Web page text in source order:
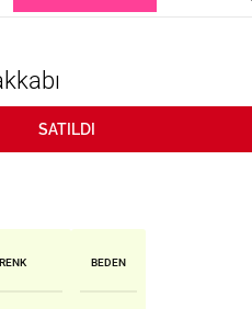
SATILDI
RENK BEDEN